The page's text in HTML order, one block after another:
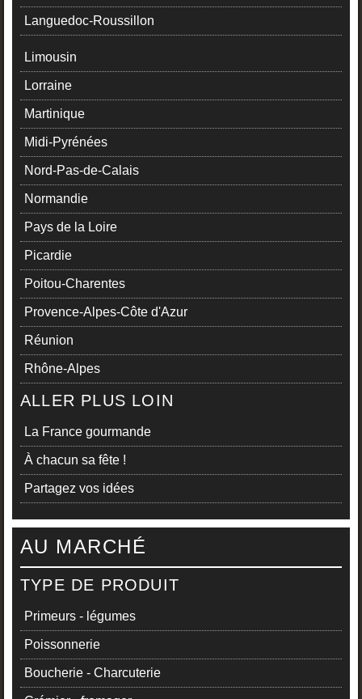
Languedoc-Roussillon
Limousin
Lorraine
Martinique
Midi-Pyrénées
Nord-Pas-de-Calais
Normandie
Pays de la Loire
Picardie
Poitou-Charentes
Provence-Alpes-Côte d'Azur
Réunion
Rhône-Alpes
ALLER PLUS LOIN
La France gourmande
À chacun sa fête !
Partagez vos idées
AU MARCHÉ
TYPE DE PRODUIT
Primeurs - légumes
Poissonnerie
Boucherie - Charcuterie